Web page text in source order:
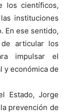
los científicos,
instituciones
En ese sentido,
articular los
impulsar el
y económica de
Estado, Jorge
prevención de